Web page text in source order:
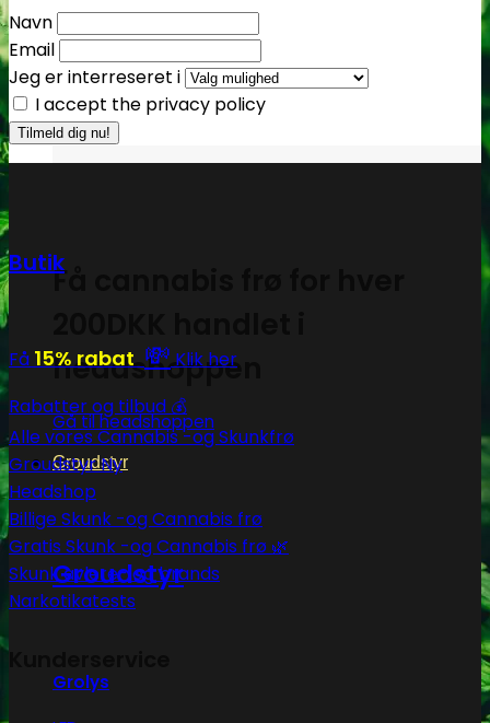
Få cannabis frø for hver
headshoppen
Gå til headshoppen
Groudstyr
Groudstyr
Grolys
Navn
Email
Jeg er interreseret i
I accept the privacy policy
Butik
Få 15% rabat 💸 Klik her
Rabatter og tilbud 💰
Alle vores Cannabis -og Skunkfrø
Groudstyr
Headshop
Billige Skunk -og Cannabis frø
Gratis Skunk -og Cannabis frø 🌿
Skunk avlere- og brands
Narkotikatests